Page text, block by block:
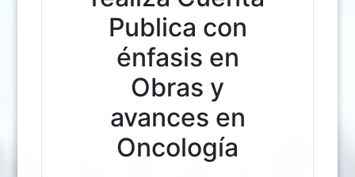
Publica con
énfasis en
Obras y
avances en
Oncología